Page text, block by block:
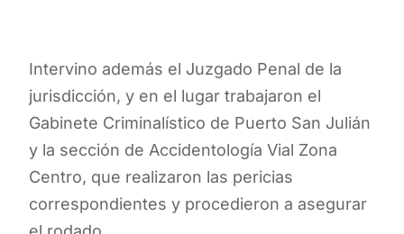
Intervino además el Juzgado Penal de la
jurisdicción, y en el lugar trabajaron el
Gabinete Criminalístico de Puerto San Julián
y la sección de Accidentología Vial Zona
Centro, que realizaron las pericias
correspondientes y procedieron a asegurar